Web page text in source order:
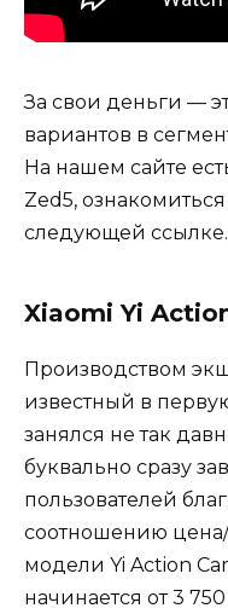
За свои деньги —
вариантов в
На нашем сайте
Zed5,
следующей ссылке.
Xiaomi Yi
Производством
известный в
занялся не так
буквально сразу
пользователей
соотношению цена/
модели Yi Action
начинается от 3